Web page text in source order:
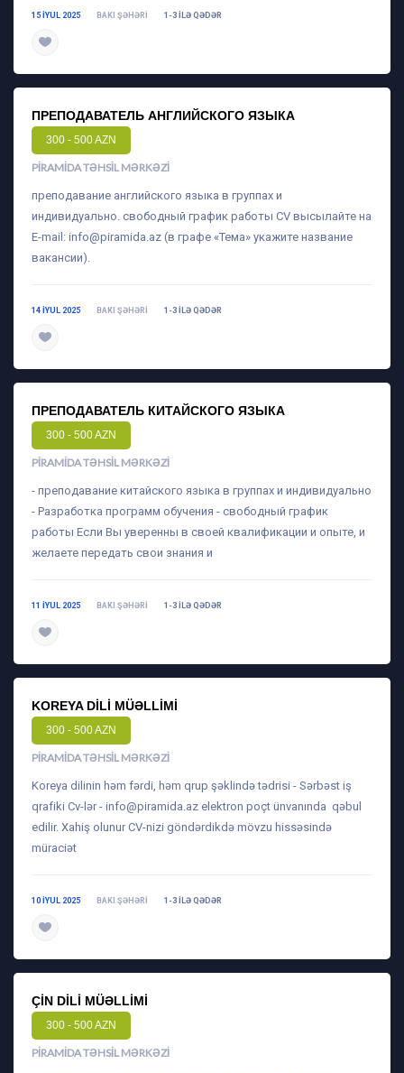
15 IYUL 2025 BAKI ŞƏHƏRI 1-3 ILƏ QƏDƏR
ПРЕПОДАВАТЕЛЬ АНГЛИЙСКОГО ЯЗЫКА
300 - 500 AZN
PIRAMIDA TƏHSIL MƏRKƏZI
преподавание английского языка в группах и
индивидуально. свободный график работы CV высылайте на
E-mail: info@piramida.az (в графе «Тема» укажите название
вакансии).
14 IYUL 2025 BAKI ŞƏHƏRI 1-3 ILƏ QƏDƏR
ПРЕПОДАВАТЕЛЬ КИТАЙСКОГО ЯЗЫКА
300 - 500 AZN
PIRAMIDA TƏHSIL MƏRKƏZI
- преподавание китайского языка в группах и индивидуально
- Разработка программ обучения - свободный график
работы Если Вы уверенны в своей квалификации и опыте, и
желаете передать свои знания и
11 IYUL 2025 BAKI ŞƏHƏRI 1-3 ILƏ QƏDƏR
KOREYA DILI MÜƏLLIMI
300 - 500 AZN
PIRAMIDA TƏHSIL MƏRKƏZI
Koreya dilinin həm fərdi, həm qrup şəklində tədrisi - Sərbəst iş
qrafiki Cv-lər - info@piramida.az elektron poçt ünvanında qəbul
edilir. Xahiş olunur CV-nizi göndərdikdə mövzu hissəsində
müraciət
10 IYUL 2025 BAKI ŞƏHƏRI 1-3 ILƏ QƏDƏR
ÇIN DILI MÜƏLLIMI
300 - 500 AZN
PIRAMIDA TƏHSIL MƏRKƏZI